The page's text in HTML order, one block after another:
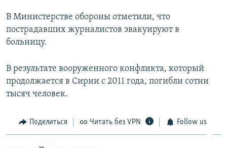
Все сайты RFE/RL
В Министерстве обороны отметили, что
пострадавших журналистов эвакуируют в
больницу.
В результате вооруженного конфликта, который
продолжается в Сирии с 2011 года, погибли сотни
тысяч человек.
Поделиться Читать без VPN Follow us